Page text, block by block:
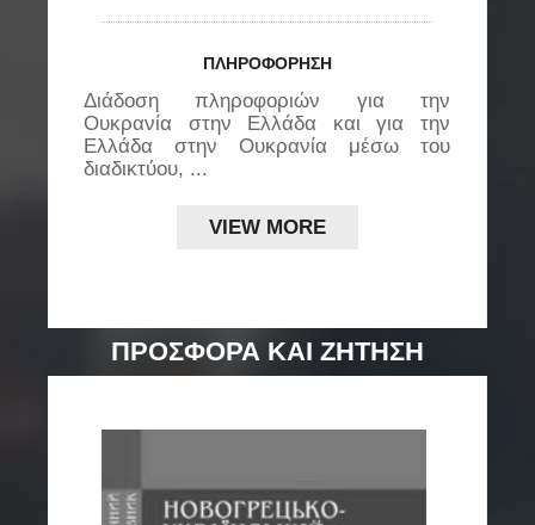
ΠΛΗΡΟΦΟΡΗΣΗ
Διάδοση πληροφοριών για την
Ουκρανία στην Ελλάδα και για την
Ελλάδα στην Ουκρανία μέσω του
διαδικτύου, ...
VIEW MORE
ΠΡΟΣΦΟΡΑ ΚΑΙ ΖΗΤΗΣΗ